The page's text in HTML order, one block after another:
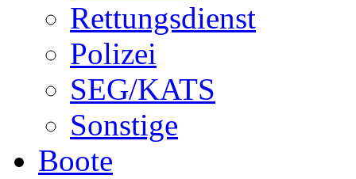
Rettungsdienst
Polizei
SEG/KATS
Sonstige
Boote